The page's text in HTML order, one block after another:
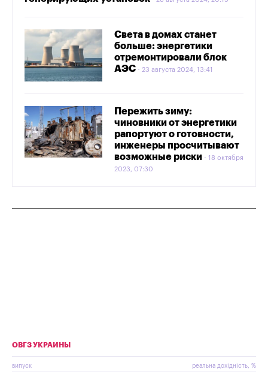
Света в домах станет
больше: энергетики
отремонтировали блок
АЭС
23 августа 2024, 13:41
Пережить зиму:
чиновники от энергетики
рапортуют о готовности,
инженеры просчитывают
возможные риски
18 октября
2023, 07:30
ОВГЗ УКРАИНЫ
випуск реальна дохідність, %